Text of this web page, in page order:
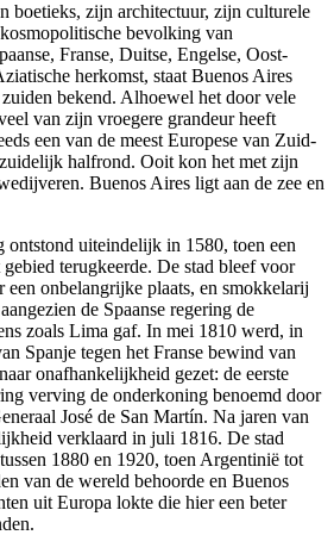
boetieks, zijn architectuur, zijn culturele
bevolking van
Franse, Duitse, Engelse, Oost-
herkomst, staat Buenos Aires
bekend. Alhoewel het door vele
van zijn vroegere grandeur heeft
een van de meest Europese van Zuid-
halfrond. Ooit kon het met zijn
Buenos Aires ligt aan de zee en
ontstond uiteindelijk in 1580, toen een
terugkeerde. De stad bleef voor
een onbelangrijke plaats, en smokkelarij
de Spaanse regering de
zoals Lima gaf. In mei 1810 werd, in
Spanje tegen het Franse bewind van
onafhankelijkheid gezet: de eerste
verving de onderkoning benoemd door
José de San Martín. Na jaren van
verklaard in juli 1816. De stad
1880 en 1920, toen Argentinië tot
van de wereld behoorde en Buenos
uit Europa lokte die hier een beter